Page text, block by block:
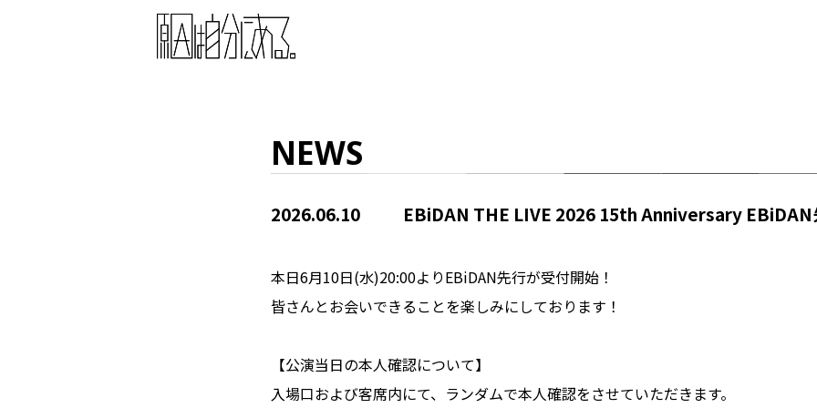
NEWS
2026.06.10 EBiDAN THE LIVE 2026 15th Anniversary EBiDAN
本日6月10日(水)20:00よりEBiDAN先行が受付開始！
皆さんとお会いできることを楽しみにしております！
【公演当日の本人確認について】
入場口および客席内にて、ランダムで本人確認をさせていただきます。